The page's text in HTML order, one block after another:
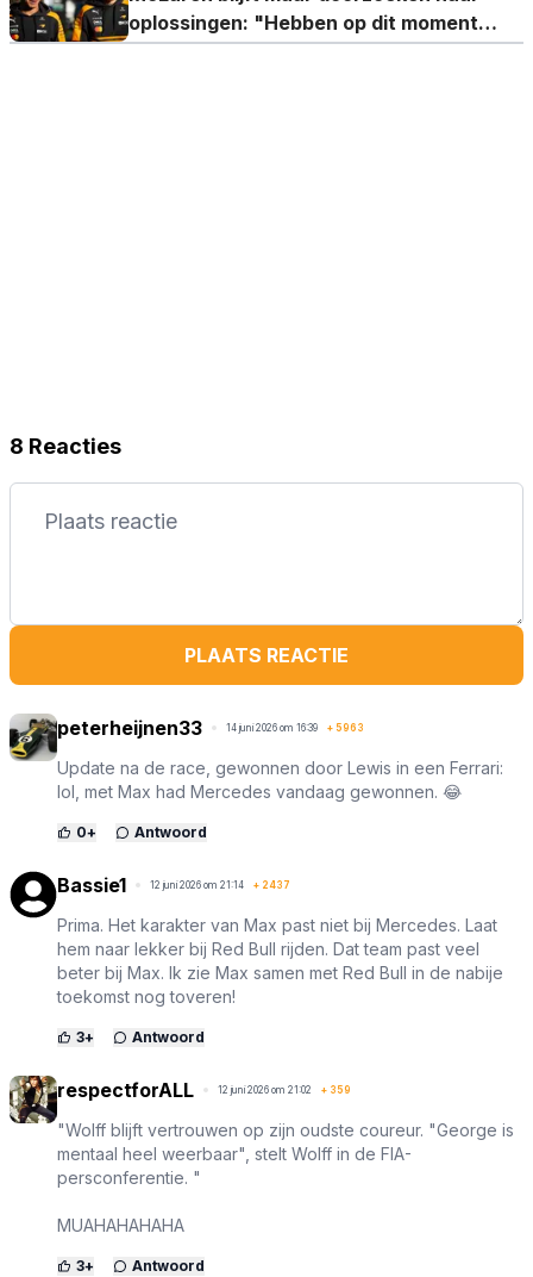
oplossingen: "Hebben op dit moment
geen verklaringen"
8 Reacties
PLAATS REACTIE
peterheijnen33 14 juni 2026 om 16:39 + 5963
Update na de race, gewonnen door Lewis in een Ferrari:
lol, met Max had Mercedes vandaag gewonnen. 😂
0+ Antwoord
Bassie1 12 juni 2026 om 21:14 + 2437
Prima. Het karakter van Max past niet bij Mercedes. Laat
hem naar lekker bij Red Bull rijden. Dat team past veel
beter bij Max. Ik zie Max samen met Red Bull in de nabije
toekomst nog toveren!
3+ Antwoord
respectforALL 12 juni 2026 om 21:02 + 359
"Wolff blijft vertrouwen op zijn oudste coureur. "George is
mentaal heel weerbaar", stelt Wolff in de FIA-
persconferentie. "
MUAHAHAHAHA
3+ Antwoord